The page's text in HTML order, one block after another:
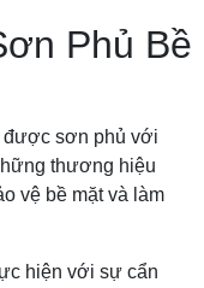
Phủ Bề
được sơn phủ với
thương hiệu
vệ bề mặt và làm
hiện với sự cẩn